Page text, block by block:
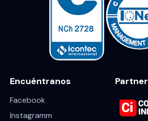
Encuéntranos
Facebook
Instagramm
Partner